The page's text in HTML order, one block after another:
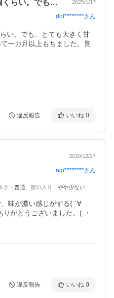
数は少なかった、確か7個くらい。でも、… 2025/1/17
dol********さん
い。でも、とても大きく甘
一カ月以上もちました。良
違反報告 いいね 0
2020/12/27
agi********さん
さ ： 普通 蜜の入り ： やや少ない
味が濃い感じがする( ´∀
りがとうございました。( ・
違反報告 いいね 0